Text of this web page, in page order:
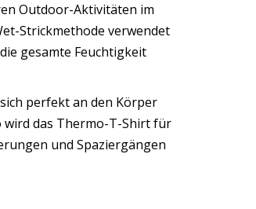
Outdoor-Aktivitäten im
Strickmethode verwendet
gesamte Feuchtigkeit
perfekt an den Körper
wird das Thermo-T-Shirt für
und Spaziergängen